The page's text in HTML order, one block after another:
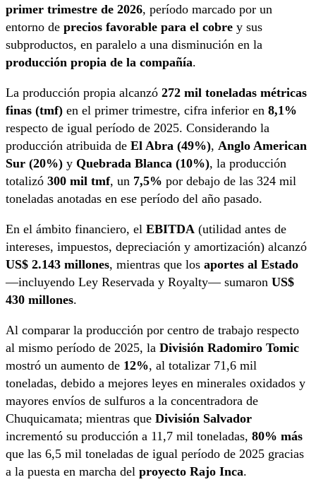
primer trimestre de 2026, período marcado por un
entorno de precios favorable para el cobre y sus
subproductos, en paralelo a una disminución en la
producción propia de la compañía.
La producción propia alcanzó 272 mil toneladas métricas
finas (tmf) en el primer trimestre, cifra inferior en 8,1%
respecto de igual período de 2025. Considerando la
producción atribuida de El Abra (49%), Anglo American
Sur (20%) y Quebrada Blanca (10%), la producción
totalizó 300 mil tmf, un 7,5% por debajo de las 324 mil
toneladas anotadas en ese período del año pasado.
En el ámbito financiero, el EBITDA (utilidad antes de
intereses, impuestos, depreciación y amortización) alcanzó
US$ 2.143 millones, mientras que los aportes al Estado
—incluyendo Ley Reservada y Royalty— sumaron US$
430 millones.
Al comparar la producción por centro de trabajo respecto
al mismo período de 2025, la División Radomiro Tomic
mostró un aumento de 12%, al totalizar 71,6 mil
toneladas, debido a mejores leyes en minerales oxidados y
mayores envíos de sulfuros a la concentradora de
Chuquicamata; mientras que División Salvador
incrementó su producción a 11,7 mil toneladas, 80% más
que las 6,5 mil toneladas de igual período de 2025 gracias
a la puesta en marcha del proyecto Rajo Inca.